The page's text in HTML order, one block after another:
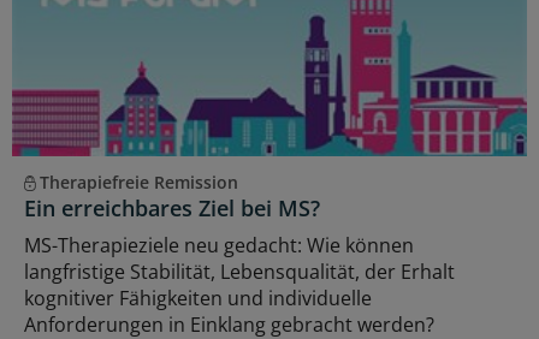
Therapiefreie Remission
Ein erreichbares Ziel bei MS?
MS-Therapieziele neu gedacht: Wie können
langfristige Stabilität, Lebensqualität, der Erhalt
kognitiver Fähigkeiten und individuelle
Anforderungen in Einklang gebracht werden?